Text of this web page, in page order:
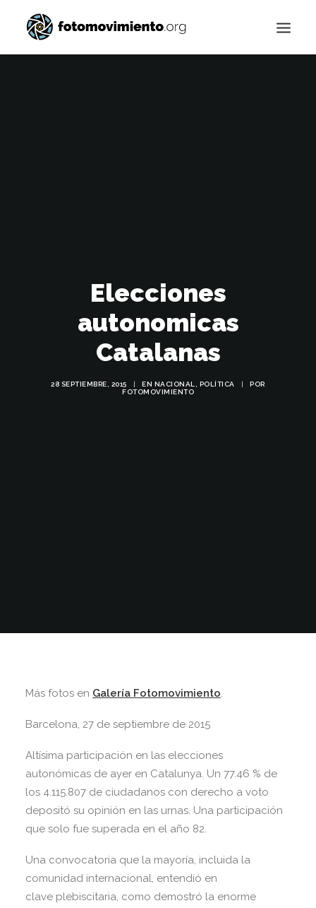
Elecciones
autonomicas
Catalanas
28 SEPTIEMBRE, 2015 | EN NACIONAL POLÍTICA |
POR
FOTOMOVIMIENTO
Más fotos en Galería Fotomovimiento.
Barcelona, 27 de septiembre de 2015
Altísima participación en las elecciones
autonómicas de ayer en Catalunya. Un 77.46 % de
los 4.115.807 de ciudadanos con derecho a voto
depositó su opinión en las urnas. Una participación
que solo fue superada en el año 82.
Una convocatoria que la mayoría, incluida la
comunidad internacional, entendió en
clave plebiscitaria, como demostró la enorme